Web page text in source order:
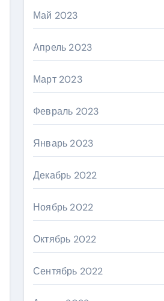
Май 2023
Апрель 2023
Март 2023
Февраль 2023
Январь 2023
Декабрь 2022
Ноябрь 2022
Октябрь 2022
Сентябрь 2022